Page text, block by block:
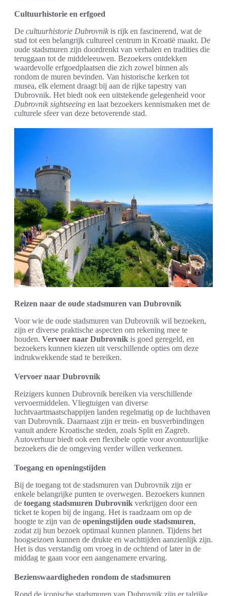
Cultuurhistorie en erfgoed
De cultuurhistorie Dubrovnik is rijk en fascinerend, wat de
stad tot een belangrijk cultureel centrum in Kroatië maakt. De
oude stadsmuren zijn doordrenkt van verhalen en tradities die
teruggaan tot de middeleeuwen. Bezoekers ontdekken
waardevolle erfgoedplaatsen die zich zowel binnen als
rondom de muren bevinden. Van historische kerken tot
musea, elk element draagt bij aan de rijke tapestry van
Dubrovnik. Het biedt ook een uitstekende gelegenheid voor
Dubrovnik sightseeing en laat bezoekers kennismaken met de
culturele sfeer van deze betoverende stad.
Reizen naar de oude stadsmuren van Dubrovnik
Voor wie de oude stadsmuren van Dubrovnik wil bezoeken,
zijn er diverse praktische aspecten om rekening mee te
houden. Vervoer naar Dubrovnik is goed geregeld, en
bezoekers kunnen kiezen uit verschillende opties om deze
indrukwekkende stad te bereiken.
Vervoer naar Dubrovnik
Reizigers kunnen Dubrovnik bereiken via verschillende
vervoermiddelen. Vliegtuigen van diverse
luchtvaartmaatschappijen landen regelmatig op de luchthaven
van Dubrovnik. Daarnaast zijn er trein- en busverbindingen
vanuit andere Kroatische steden, zoals Split en Zagreb.
Autoverhuur biedt ook een flexibele optie voor avontuurlijke
bezoekers die de omgeving verder willen verkennen.
Toegang en openingstijden
Bij de toegang tot de stadsmuren van Dubrovnik zijn er
enkele belangrijke punten te overwegen. Bezoekers kunnen
de toegang stadsmuren Dubrovnik verkrijgen door een
ticket te kopen bij de ingang. Het is raadzaam om op de
hoogte te zijn van de openingstijden oude stadsmuren,
zodat zij hun bezoek optimaal kunnen plannen. Tijdens het
hoogseizoen kunnen de drukte en wachttijden aanzienlijk zijn.
Het is dus verstandig om vroeg in de ochtend of later in de
middag te gaan voor een aangenamere ervaring.
Bezienswaardigheden rondom de stadsmuren
Rond de iconische stadsmuren van Dubrovnik zijn er talrijke